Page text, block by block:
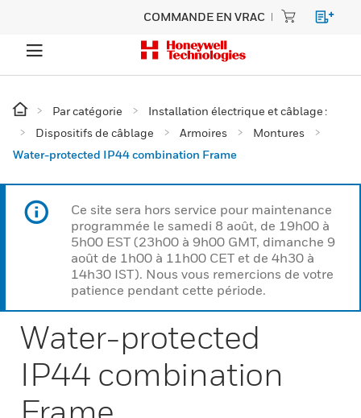
COMMANDE EN VRAC
Par catégorie
Installation électrique et câblage :
Dispositifs de câblage
Armoires
Montures
Water-protected IP44 combination Frame
Ce site sera hors service pour maintenance
programmée le samedi 8 août, de 19h00 à
5h00 EST (23h00 à 9h00 GMT, dimanche 9
août de 1h00 à 11h00 CET et de 4h30 à
14h30 IST). Nous vous remercions de votre
patience pendant cette période.
Water-protected
IP44 combination